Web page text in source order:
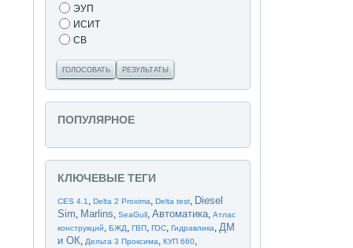
ЭУП
ИСИТ
СВ
ГОЛОСОВАТЬ РЕЗУЛЬТАТЫ
ПОПУЛЯРНОЕ
КЛЮЧЕВЫЕ ТЕГИ
CES 4.1,Delta 2 Proxima,Delta test, Diesel
Sim, Marlins,SeaGull,Автоматика,Атлас
конструкций,БЖД,ГВП,ГОС,Гидравлика,ДМ
и ОК,Дельта 3 Проксима,КУП 660,